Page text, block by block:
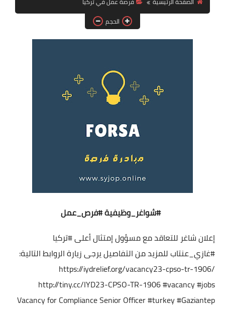
فرص عمل في العراق
فرص عمل في اليمن
دورات تدريبية
الحجم
#شواغر_وظيفية#فرص_عمل
إعلان شاغر للتعاقد مع مسؤول إمتثال أعلى#تركيا
#غازي_عنتابللمزيد من التفاصيل يرجى زيارة الروابط التالية:
https://iydrelief.org/vacancy23-cpso-tr-1906/
http://tiny.cc/IYD23-CPSO-TR-1906#vacancy#jobs
Vacancy for Compliance Senior Officer#turkey#Gaziantep